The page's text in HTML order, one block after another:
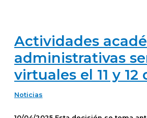
Actividades
administrativas
virtuales el 11 y 12
Noticias